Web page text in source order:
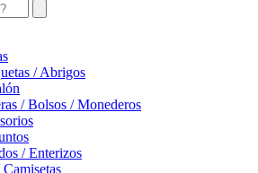
/ Abrigos
/ Bolsos / Monederos
/ Enterizos